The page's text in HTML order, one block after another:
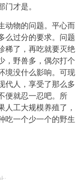
才是。
动物的问题。平心而
么过分的要求。问题
稀了，再吃就要灭绝
，野兽多，偶尔打个
境没什么影响。可现
代人，享受了那么多
便就忍一忍吧。所
人工大规模养殖了，
吃一个少一个的野生